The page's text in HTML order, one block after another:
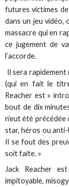
futures victimes
dans un jeu vidéo,
massacre qui en
ce jugement de
l’accorde.
Il sera rapidement
(qui en fait le titre
Reacher est «
bout de dix
n’eut été précédée
star, héros ou anti-
Il se fout des
soit faite. »
Jack Reacher
impitoyable,